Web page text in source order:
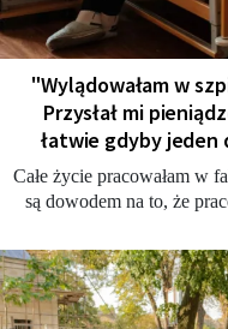
"Wylądowałam w
Przysłał mi
łatwie gdyby jeden
Całe życie pracowałam w
są dowodem na to, że